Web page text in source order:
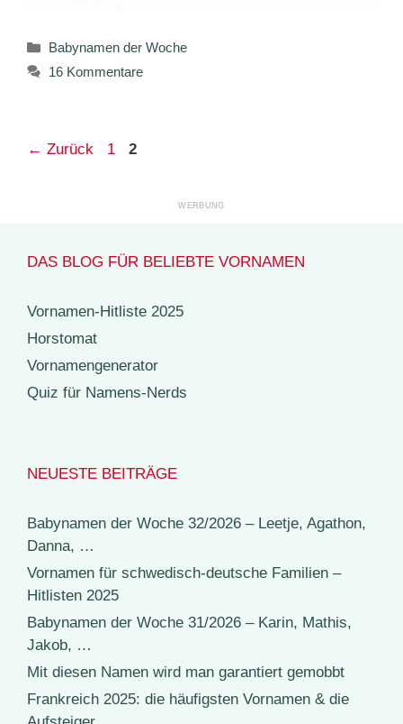
Kategorien
Babynamen der Woche
16 Kommentare
← Zurück Seite
1 Seite
2
DAS BLOG FÜR BELIEBTE VORNAMEN
Vornamen-Hitliste 2025
Horstomat
Vornamengenerator
Quiz für Namens-Nerds
NEUESTE BEITRÄGE
Babynamen der Woche 32/2026 – Leetje, Agathon,
Danna, …
Vornamen für schwedisch-deutsche Familien –
Hitlisten 2025
Babynamen der Woche 31/2026 – Karin, Mathis,
Jakob, …
Mit diesen Namen wird man garantiert gemobbt
Frankreich 2025: die häufigsten Vornamen & die